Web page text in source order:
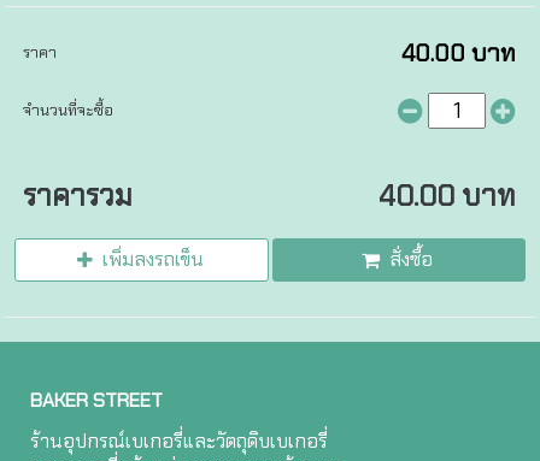
ราคา 40.00 บาท
จำนวนที่จะซื้อ
ราคารวม 40.00 บาท
เพิ่มลงรถเข็น สั่งซื้อ
BAKER STREET
ร้านอุปกรณ์เบเกอรี่และวัตถุดิบเบเกอรี่